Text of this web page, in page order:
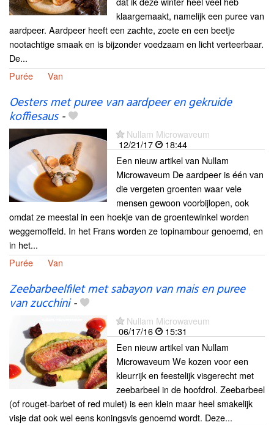
klaargemaakt, namelijk een puree van
aardpeer. Aardpeer heeft een zachte, zoete en een beetje
nootachtige smaak en is bijzonder voedzaam en licht verteerbaar.
De...
Purée
Van
Oesters met puree van aardpeer en gekruide
koffiesaus-
Nullam Microwaveum
12/21/17
18:44
Een nieuw artikel van Nullam
Microwaveum De aardpeer is één van
die vergeten groenten waar vele
mensen gewoon voorbijlopen, ook
omdat ze meestal in een hoekje van de groentewinkel worden
weggemoffeld. In het Frans worden ze topinambour genoemd, en
in het...
Purée
Van
Zeebarbeelfilet met sabayon van mais en puree
van zucchini-
Nullam Microwaveum
06/17/16
15:31
Een nieuw artikel van Nullam
Microwaveum We kozen voor een
kleurrijk en feestelijk visgerecht met
zeebarbeel in de hoofdrol. Zeebarbeel
(of rouget-barbet of red mulet) is een klein maar heel smakelijk
visje dat ook wel eens koningsvis genoemd wordt. Deze...